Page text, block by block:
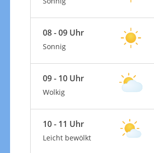
08 - 09 Uhr
Sonnig
09 - 10 Uhr
Wolkig
10 - 11 Uhr
Leicht bewölkt